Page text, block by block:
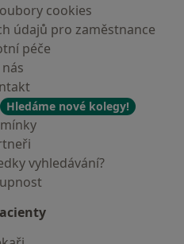
cookies
údajů pro zaměstnance
péče
Hledáme nové kolegy!
vyhledávání?